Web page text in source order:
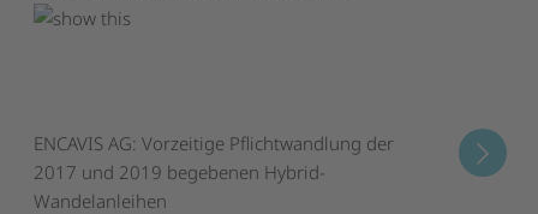
ENCAVIS AG: Vorzeitige Pflichtwandlung der
2017 und 2019 begebenen Hybrid-
Wandelanleihen